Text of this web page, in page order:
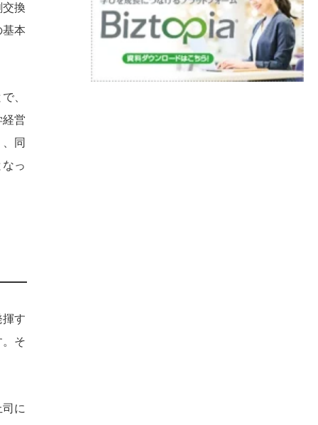
換
本
、
営
同
っ
す
そ
に